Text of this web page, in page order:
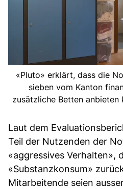
«Pluto» erklärt, dass die
sieben vom Kanton
zusätzliche Betten anbieten
Laut dem
Teil der Nutzenden der
«aggressives Verhalten»,
«Substanzkonsum»
Mitarbeitende seien